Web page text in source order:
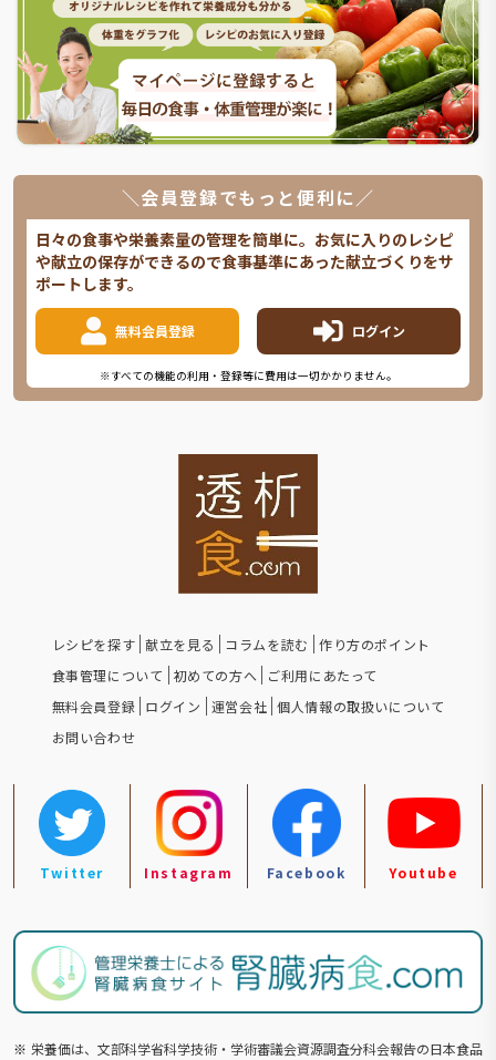
＼会員登録でもっと便利に／
日々の食事や栄養素量の管理を簡単に。お気に入りのレシピ
や献立の保存ができるので食事基準にあった献立づくりをサ
ポートします。
無料会員登録 ログイン
※すべての機能の利用・登録等に費用は一切かかりません。
レシピを探す 献立を見る コラムを読む
作り方のポイント
食事管理について
初めての方へ
ご利用にあたって
無料会員登録 ログイン 運営会社 個人情報の取扱いについて
お問い合わせ
Twitter Instagram Facebook Youtube
※ 栄養価は、文部科学省科学技術・学術審議会資源調査分科会報告の⽇本食品